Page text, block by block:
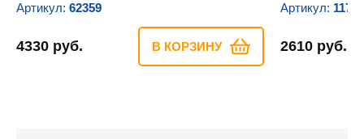
Артикул: 62359
4330 руб. В КОРЗИНУ
Артикул:
2610 руб.